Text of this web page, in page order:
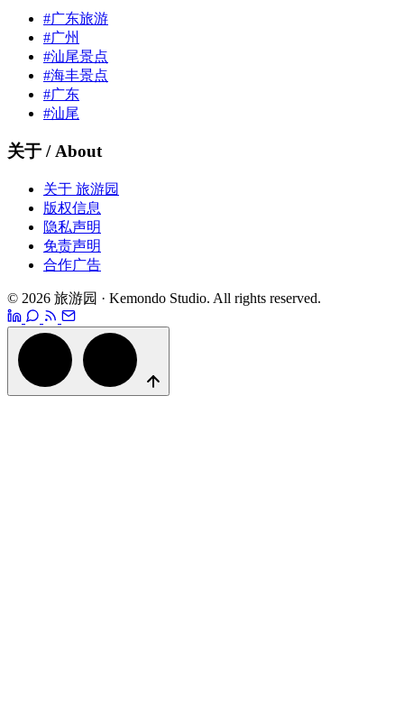
#广东旅游
#广州
#汕尾景点
#海丰景点
#广东
#汕尾
关于 / About
关于 旅游园
版权信息
隐私声明
免责声明
合作广告
© 2026 旅游园 · Kemondo Studio. All rights reserved.